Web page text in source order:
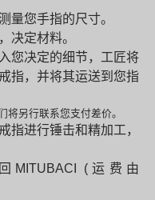
量您手指的尺寸。
决定材料。
您决定的细节，工匠将
指，并将其运送到您指
另行联系您支付差价。
指进行锤击和精加工，
(运费由